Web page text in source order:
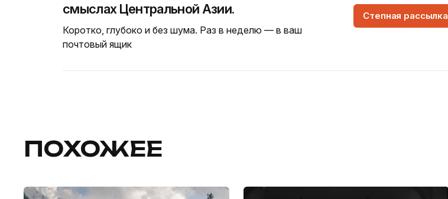
смыслах Центральной Азии.
Коротко, глубоко и без шума. Раз в неделю — в ваш
почтовый ящик
Степная рассылка
ПОХОЖЕЕ